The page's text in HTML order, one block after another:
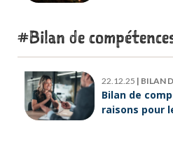
Bilan de
22.12.25 | BILAN
Bilan de
raisons pour